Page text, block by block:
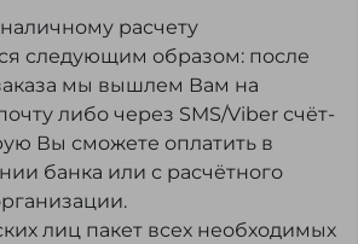
расчету
следующим образом: после
мы вышлем Вам на
либо через SMS/Viber счёт-
Вы сможете оплатить в
банка или с расчётного
лиц пакет всех необходимых